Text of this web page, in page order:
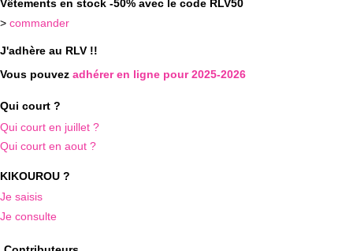
Vêtements en stock -50% avec le code RLV50
> commander
J'adhère au RLV !!
Vous pouvez adhérer en ligne pour 2025-2026
Qui court ?
Qui court en juillet ?
Qui court en aout ?
KIKOUROU ?
Je saisis
Je consulte